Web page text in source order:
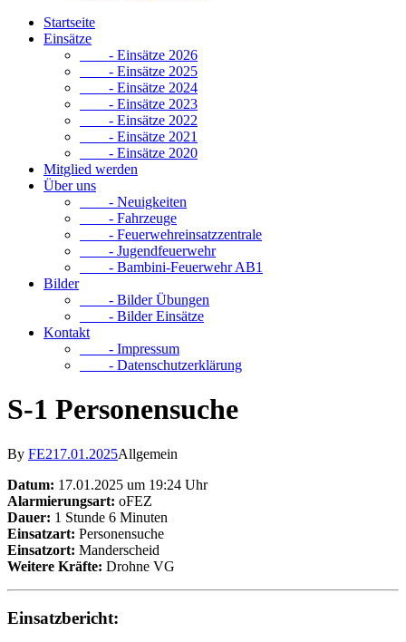
Startseite
Einsätze
- Einsätze 2026
- Einsätze 2025
- Einsätze 2024
- Einsätze 2023
- Einsätze 2022
- Einsätze 2021
- Einsätze 2020
Mitglied werden
Über uns
- Neuigkeiten
- Fahrzeuge
- Feuerwehreinsatzzentrale
- Jugendfeuerwehr
- Bambini-Feuerwehr AB1
Bilder
- Bilder Übungen
- Bilder Einsätze
Kontakt
- Impressum
- Datenschutzerklärung
S-1 Personensuche
By FE217.01.2025Allgemein
Datum: 17.01.2025 um 19:24 Uhr
Alarmierungsart: oFEZ
Dauer: 1 Stunde 6 Minuten
Einsatzart: Personensuche
Einsatzort: Manderscheid
Weitere Kräfte: Drohne VG
Einsatzbericht: